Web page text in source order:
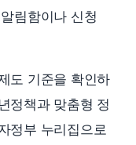
림함이나 신청
도 기준을 확인하
정책과 맞춤형 정
정부 누리집으로